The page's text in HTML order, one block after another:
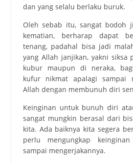
dan yang selalu berlaku buruk.
Oleh sebab itu, sangat bodoh
kematian, berharap dapat
tenang, padahal bisa jadi
yang Allah janjikan, yakni siksa
kubur maupun di neraka,
kufur nikmat apalagi sampai
Allah dengan membunuh diri
Keinginan untuk bunuh diri
sangat mungkin berasal dari
kita. Ada baiknya kita segera
perlu mengungkap
sampai mengerjakannya.